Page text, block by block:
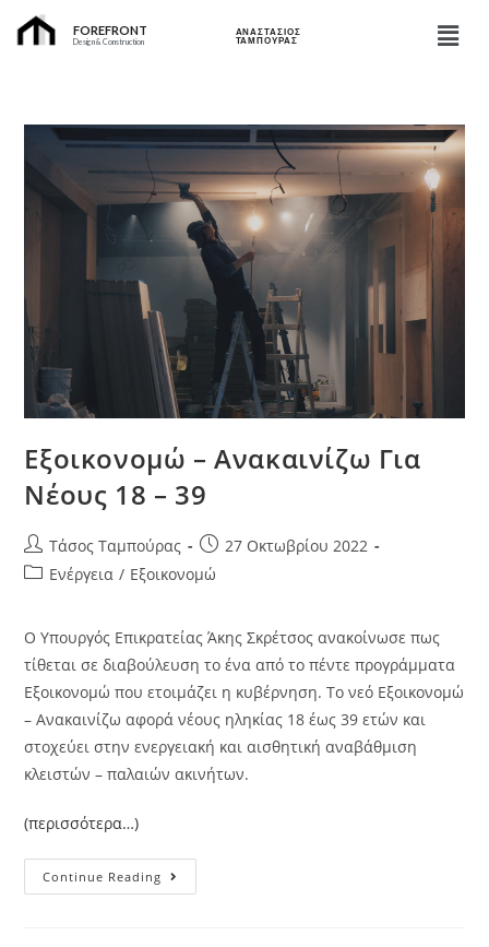
FOREFRONT
Design & Construction
ΑΝΑΣΤΑΣΙΟΣ
ΤΑΜΠΟΥΡΑΣ
Εξοικονομώ – Ανακαινίζω Για
Νέους 18 – 39
Τάσος Ταμπούρας
27 Οκτωβρίου 2022
Ενέργεια / Εξοικονομώ
Ο Υπουργός Επικρατείας Άκης Σκρέτσος ανακοίνωσε πως
τίθεται σε διαβούλευση το ένα από το πέντε προγράμματα
Εξοικονομώ που ετοιμάζει η κυβέρνηση. Το νεό Εξοικονομώ
– Ανακαινίζω αφορά νέους ηληκίας 18 έως 39 ετών και
στοχεύει στην ενεργειακή και αισθητική αναβάθμιση
κλειστών – παλαιών ακινήτων.
(περισσότερα…)
Continue Reading